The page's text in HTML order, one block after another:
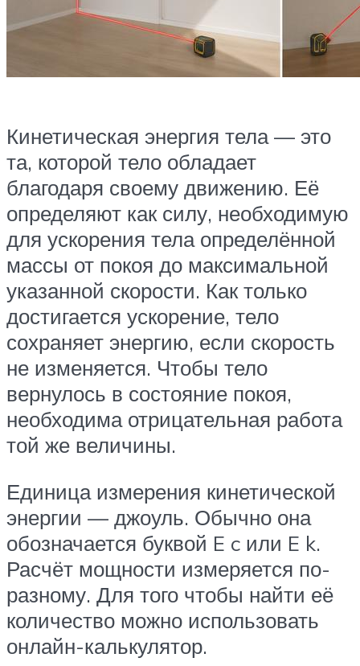
Кинетическая энергия тела — это
та, которой тело обладает
благодаря своему движению. Её
определяют как силу, необходимую
для ускорения тела определённой
массы от покоя до максимальной
указанной скорости. Как только
достигается ускорение, тело
сохраняет энергию, если скорость
не изменяется. Чтобы тело
вернулось в состояние покоя,
необходима отрицательная работа
той же величины.
Единица измерения кинетической
энергии — джоуль. Обычно она
обозначается буквой E c или E k.
Расчёт мощности измеряется по-
разному. Для того чтобы найти её
количество можно использовать
онлайн-калькулятор.